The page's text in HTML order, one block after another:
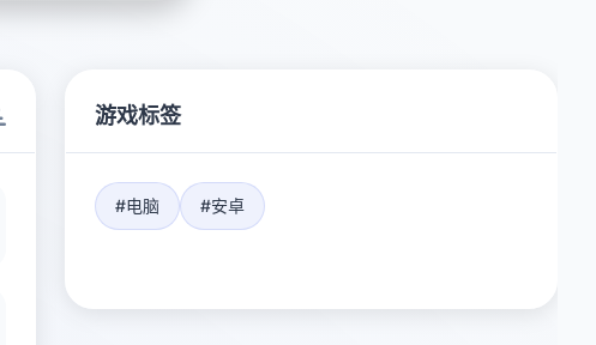
游戏标签
#电脑 #安卓